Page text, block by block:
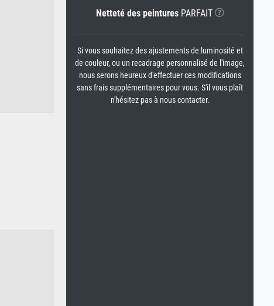
Netteté des peinturesPARFAIT
Si vous souhaitez des ajustements de luminosité et
de couleur, ou un recadrage personnalisé de l'image,
nous serons heureux d'effectuer ces modifications
sans frais supplémentaires pour vous. S'il vous plaît
n'hésitez pas à nous contacter.